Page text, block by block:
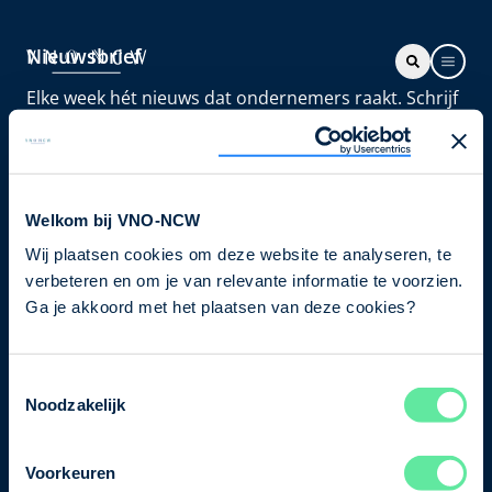
Welkom bij VNO-NCW
Wij plaatsen cookies om deze website te analyseren, te
verbeteren en om je van relevante informatie te voorzien.
Ga je akkoord met het plaatsen van deze cookies?
Noodzakelijk
Voorkeuren
Nieuwsbrief
Elke week hét nieuws dat ondernemers raakt. Schrijf
je nu in voor de VNO-NCW nieuwsbrief.
Schrijf je in
Direct naar
Ons verhaal
Bezuidenhoutseweg 12
T+31 70 349 03 49